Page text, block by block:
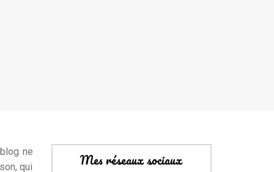
ne
qui
Mes réseaux sociaux